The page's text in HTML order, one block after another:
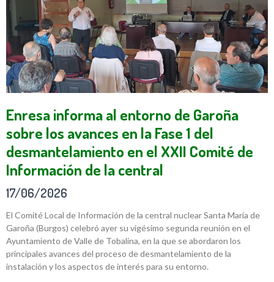
Enresa informa al entorno de Garoña
sobre los avances en la Fase 1 del
desmantelamiento en el XXII Comité de
Información de la central
17/06/2026
El Comité Local de Información de la central nuclear Santa María de
Garoña (Burgos) celebró ayer su vigésimo segunda reunión en el
Ayuntamiento de Valle de Tobalina, en la que se abordaron los
principales avances del proceso de desmantelamiento de la
instalación y los aspectos de interés para su entorno.